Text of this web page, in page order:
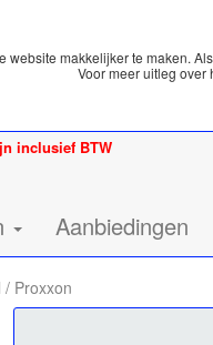
makkelijker te maken.
Voor meer uitleg
inclusief BTW
Aanbiedingen
/ Proxxon